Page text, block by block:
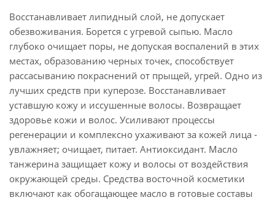
Восстанавливает липидный слой, не допускает
обезвоживания. Борется с угревой сыпью. Масло
глубоко очищает поры, не допуская воспалений в этих
местах, образованию черных точек, способствует
рассасыванию покраснений от прыщей, угрей. Одно из
лучших средств при куперозе. Восстанавливает
уставшую кожу и иссушенные волосы. Возвращает
здоровье кожи и волос. Усиливают процессы
регенерации и комплексно ухаживают за кожей лица -
увлажняет; очищает, питает. Антиоксидант. Масло
танжерина защищает кожу и волосы от воздействия
окружающей среды. Средства восточной косметики
включают как обогащающее масло в готовые составы